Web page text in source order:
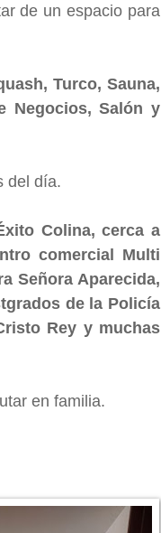
de un espacio para
Turco, Sauna,
Negocios, Salón y
del día.
Colina, cerca a
comercial Multi
Señora Aparecida,
de la Policía
Rey y muchas
en familia.